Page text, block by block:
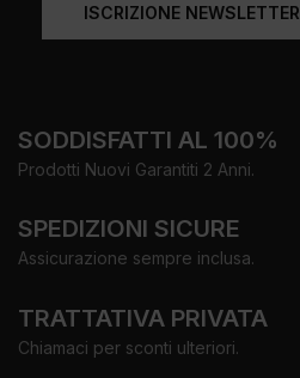
ISCRIZIONE NEWSLETTER
SODDISFATTI AL 100%
Prodotti Nuovi Garantiti 2 Anni.
SPEDIZIONI SICURE
Assicurazione sempre inclusa.
TRATTATIVA PRIVATA
Chiamaci per sconti ulteriori.